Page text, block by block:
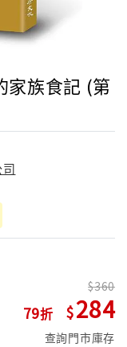
家族食記 (第
79
360
284
查詢門市庫存